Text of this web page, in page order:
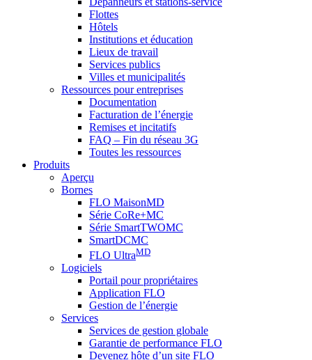
Flottes
Hôtels
Institutions et éducation
Lieux de travail
Services publics
Villes et municipalités
Ressources pour entreprises
Documentation
Facturation de l’énergie
Remises et incitatifs
FAQ – Fin du réseau 3G
Toutes les ressources
Produits
Aperçu
Bornes
FLO MaisonMD
Série CoRe+MC
Série SmartTWOMC
SmartDCMC
FLO UltraMD
Logiciels
Portail pour propriétaires
Application FLO
Gestion de l’énergie
Services
Services de gestion globale
Garantie de performance FLO
Devenez hôte d’un site FLO